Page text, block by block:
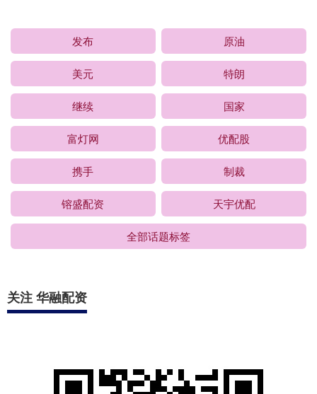
发布 原油
美元 特朗
继续 国家
富灯网 优配股
携手 制裁
镕盛配资 天宇优配
全部话题标签
关注 华融配资